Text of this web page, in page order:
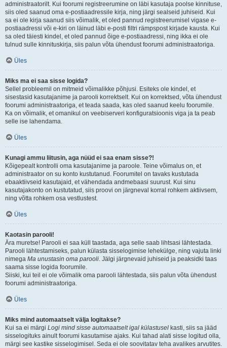
administraatorilt. Kui foorumi registreerumine on läbi kasutaja poolse kinnituse,
siis oled saanud oma e-postiaadressile kirja, ning järgi sealseid juhiseid. Kui
sa ei ole kirja saanud siis võimalik, et oled pannud registreerumisel vigase e-
postiaadressi või e-kiri on läinud läbi e-posti filtri rämpspost kirjade kausta. Kui
sa oled täiesti kindel, et oled pannud õige e-postiaadressi, ning ikka ei ole
tulnud sulle kinnituskirja, siis palun võta ühendust foorumi administraatoriga.
Üles
Miks ma ei saa sisse logida?
Sellel probleemil on mitmeid võimalikke põhjusi. Esiteks ole kindel, et
sisestasid kasutajanime ja parooli korrektselt. Kui on korrektsed, võta ühendust
foorumi administraatoriga, et teada saada, kas oled saanud keelu foorumile.
Ka on võimalik, et omanikul on veebiserveri konfiguratsioonis viga ja ta peab
selle ise lahendama.
Üles
Kunagi ammu liitusin, aga nüüd ei saa enam sisse?!
Kõigepealt kontrolli oma kasutajanime ja paroole. Teine võimalus on, et
administraator on su konto kustutanud. Foorumitel on tavaks kustutada
ebaaktiivseid kasutajaid, et vähendada andmebaasi suurust. Kui sinu
kasutajakonto on kustutatud, siis proovi on järgneval korral rohkem aktiivsem,
ning võtta rohkem osa vestlustest.
Üles
Kaotasin parooli!
Ära muretse! Parooli ei saa küll taastada, aga selle saab lihtsasi lähtestada.
Parooli lähtestamiseks, palun külasta sisselogimise lehekülge, ning vajuta linki
nimega Ma unustasin oma parooli. Jälgi järgnevaid juhiseid ja peaksidki taas
saama sisse logida foorumile.
Siiski, kui teil ei ole võimalik oma parooli lähtestada, siis palun võta ühendust
foorumi administraatoriga.
Üles
Miks mind automaatselt välja logitakse?
Kui sa ei märgi Logi mind sisse automaatselt igal külastusel kasti, siis sa jääd
sisselogituks ainult foorumi kasutamise ajaks. Kui tahad alati sisse logitud olla,
märgi see kastike sisselogimisel. Seda ei ole soovitatav teha avalikes arvutites.